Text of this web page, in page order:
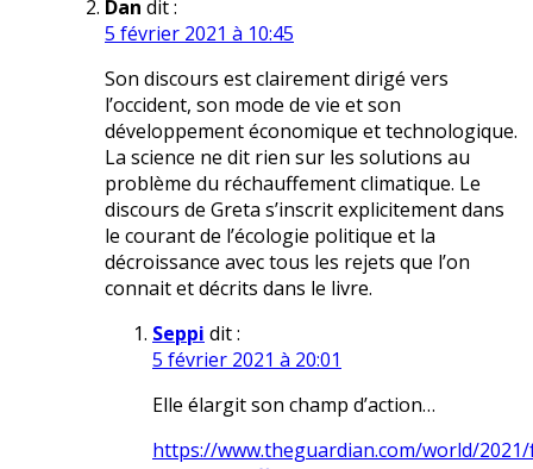
Dan dit :
5 février 2021 à 10:45
Son discours est clairement dirigé vers
l’occident, son mode de vie et son
développement économique et technologique.
La science ne dit rien sur les solutions au
problème du réchauffement climatique. Le
discours de Greta s’inscrit explicitement dans
le courant de l’écologie politique et la
décroissance avec tous les rejets que l’on
connait et décrits dans le livre.
Seppi dit :
5 février 2021 à 20:01
Elle élargit son champ d’action…
https://www.theguardian.com/world/